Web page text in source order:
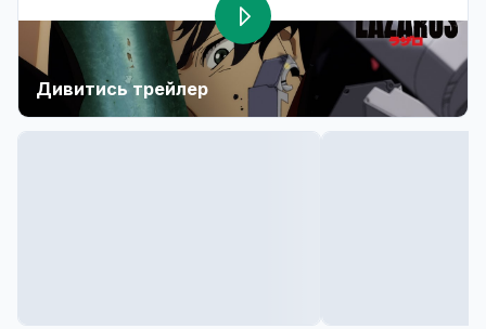
Дивитись трейлер